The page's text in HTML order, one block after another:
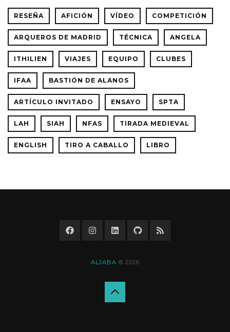
RESEÑA AFICIÓN VÍDEO COMPETICIÓN
ARQUEROS DE MADRID TÉCNICA ANGELA
ITHILIEN VIAJES EQUIPO CLUBES
IFAA BASTIÓN DE ALANOS
ARTÍCULO INVITADO ENSAYO SPTA
LAH SIAH NFAS TIRADA MEDIEVAL
ENGLISH TIRO A CABALLO LIBRO
ALJABA © 2026
Back